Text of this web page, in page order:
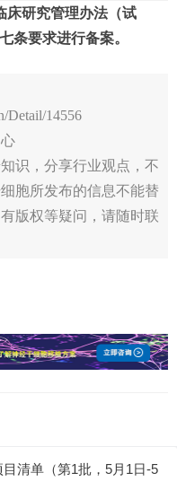
床研究管理办法（试
条要求进行备案。
Detail/14556
识，分享行业观点，不
胞所发布的信息不能替
版权等疑问，请随时联
清单（第1批，5月1日-5